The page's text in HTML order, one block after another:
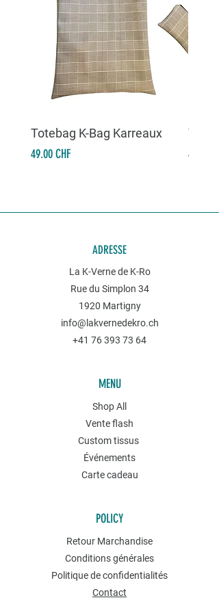
Totebag K-Bag Karreaux
Prix
49.00 CHF Prix
49.00
ADRESSE
La K-Verne de K-Ro
Rue du Simplon 34
1920 Martigny
info@lakvernedekro.ch
+41 76 393 73 64
MENU
Shop All
Vente flash
Custom tissus
Événements
Carte cadeau
POLICY
Retour Marchandise
Conditions générales
Politique de confidentialités
Contact